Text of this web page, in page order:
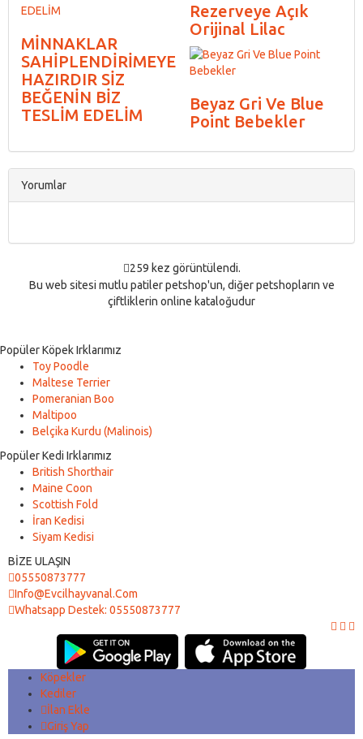
MİNNAKLAR
SAHİPLENDİRİMEYE
HAZIRDIR SİZ
BEĞENİN BİZ
TESLİM EDELİM
Rezerveye Açık
Orijinal Lilac
Beyaz Gri Ve Blue
Point Bebekler
Yorumlar
259 kez görüntülendi.
Bu web sitesi mutlu patiler petshop'un, diğer petshopların ve
çiftliklerin online kataloğudur
Popüler Köpek Irklarımız
Toy Poodle
Maltese Terrier
Pomeranian Boo
Maltipoo
Belçika Kurdu (Malinois)
Popüler Kedi Irklarımız
British Shorthair
Maine Coon
Scottish Fold
İran Kedisi
Siyam Kedisi
BİZE ULAŞIN
05550873777
Info@evcilhayvanal.com
Whatsapp Destek: 05550873777
Köpekler
Kediler
İlan Ekle
Giriş Yap